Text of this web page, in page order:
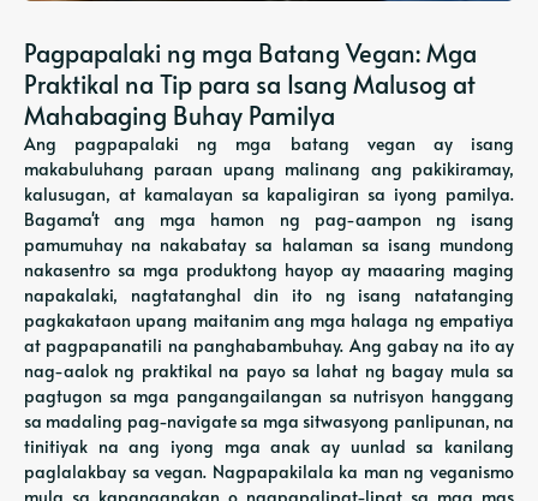
Pagpapalaki ng mga Batang Vegan: Mga
Praktikal na Tip para sa Isang Malusog at
Mahabaging Buhay Pamilya
Ang pagpapalaki ng mga batang vegan ay isang
makabuluhang paraan upang malinang ang pakikiramay,
kalusugan, at kamalayan sa kapaligiran sa iyong pamilya.
Bagama't ang mga hamon ng pag-aampon ng isang
pamumuhay na nakabatay sa halaman sa isang mundong
nakasentro sa mga produktong hayop ay maaaring maging
napakalaki, nagtatanghal din ito ng isang natatanging
pagkakataon upang maitanim ang mga halaga ng empatiya
at pagpapanatili na panghabambuhay. Ang gabay na ito ay
nag-aalok ng praktikal na payo sa lahat ng bagay mula sa
pagtugon sa mga pangangailangan sa nutrisyon hanggang
sa madaling pag-navigate sa mga sitwasyong panlipunan, na
tinitiyak na ang iyong mga anak ay uunlad sa kanilang
paglalakbay sa vegan. Nagpapakilala ka man ng veganismo